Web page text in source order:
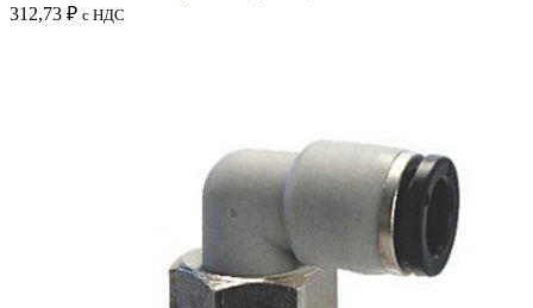
312,73 ₽ с НДС